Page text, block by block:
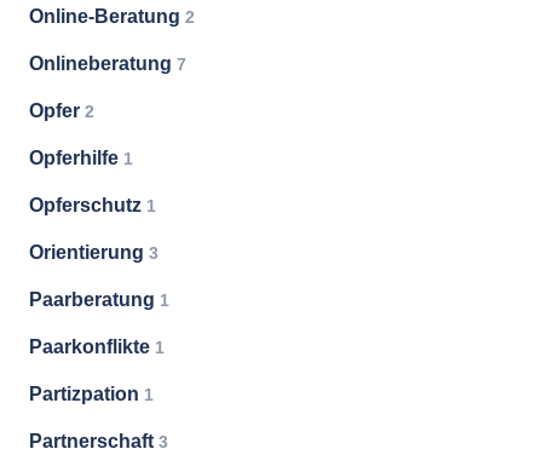
Online-Beratung 2
Onlineberatung 7
Opfer 2
Opferhilfe 1
Opferschutz 1
Orientierung 3
Paarberatung 1
Paarkonflikte 1
Partizpation 1
Partnerschaft 3